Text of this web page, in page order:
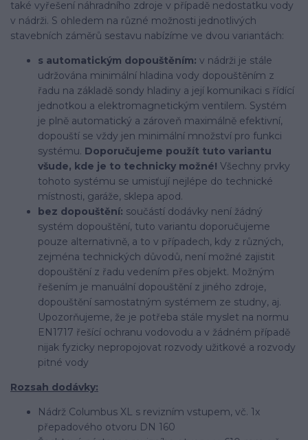
také vyřešení náhradního zdroje v případě nedostatku vody
v nádrži. S ohledem na různé možnosti jednotlivých
stavebních záměrů sestavu nabízíme ve dvou variantách:
s automatickým dopouštěním: v nádrži je stále
udržována minimální hladina vody dopouštěním z
řadu na základě sondy hladiny a její komunikaci s řídící
jednotkou a elektromagnetickým ventilem. Systém
je plně automatický a zároveň maximálně efektivní,
dopouští se vždy jen minimální množství pro funkci
systému. Doporučujeme použít tuto variantu
všude, kde je to technicky možné! Všechny prvky
tohoto systému se umisťují nejlépe do technické
místnosti, garáže, sklepa apod.
bez dopouštění: součástí dodávky není žádný
systém dopouštění, tuto variantu doporučujeme
pouze alternativně, a to v případech, kdy z různých,
zejména technických důvodů, není možné zajistit
dopouštění z řadu vedením přes objekt. Možným
řešením je manuální dopouštění z jiného zdroje,
dopouštění samostatným systémem ze studny, aj.
Upozorňujeme, že je potřeba stále myslet na normu
EN1717 řešící ochranu vodovodu a v žádném případě
nijak fyzicky nepropojovat rozvody užitkové a rozvody
pitné vody
Rozsah dodávky:
Nádrž Columbus XL s revizním vstupem, vč. 1x
přepadového otvoru DN 160